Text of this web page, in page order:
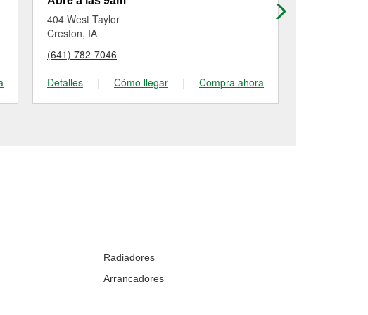
404 West Taylor
Creston, IA
(641) 782-7046
Detalles
| Cómo llegar | Compra ahora
Radiadores
Arrancadores